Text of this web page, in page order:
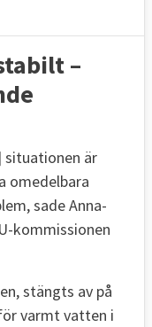
–
situationen är
omedelbara
sade Anna-
kommissionen
stängts av på
varmt vatten i